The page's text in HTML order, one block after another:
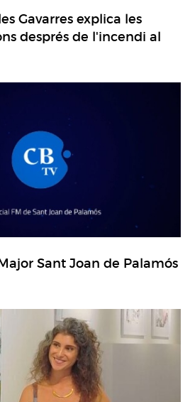
Gavarres explica les
després de l'incendi al
Sant Joan de Palamós